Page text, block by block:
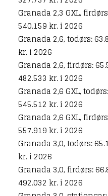
Granada 2,3 GXL,
540.159 kr. i 2026
Granada 2,6, todørs:
kr. i 2026
Granada 2,6, firdørs:
482.533 kr. i 2026
Granada 2,6 GXL,
545.512 kr. i 2026
Granada 2,6 GXL,
557.919 kr. i 2026
Granada 3,0, todørs:
kr. i 2026
Granada 3,0, firdørs:
492.032 kr. i 2026